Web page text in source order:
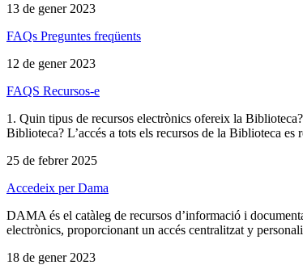
13 de gener 2023
FAQs Preguntes freqüents
12 de gener 2023
FAQS Recursos-e
1. Quin tipus de recursos electrònics ofereix la
Biblioteca? L’accés a tots els recursos de la Biblioteca
25 de febrer 2025
Accedeix per Dama
DAMA és el catàleg de recursos d’informació i
electrònics, proporcionant un accés centralitzat y
18 de gener 2023